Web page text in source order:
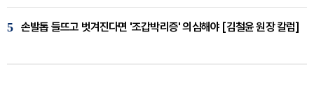
5 손발톱 들뜨고 벗겨진다면 '조갑박리증' 의심해야 [김철윤 원장 칼럼]